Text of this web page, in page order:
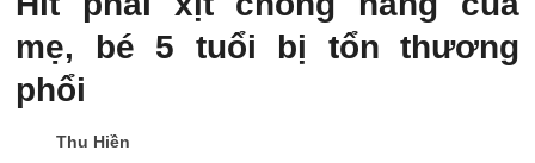
mẹ, bé 5 tuổi bị tổn thương
phổi
Thu Hiền